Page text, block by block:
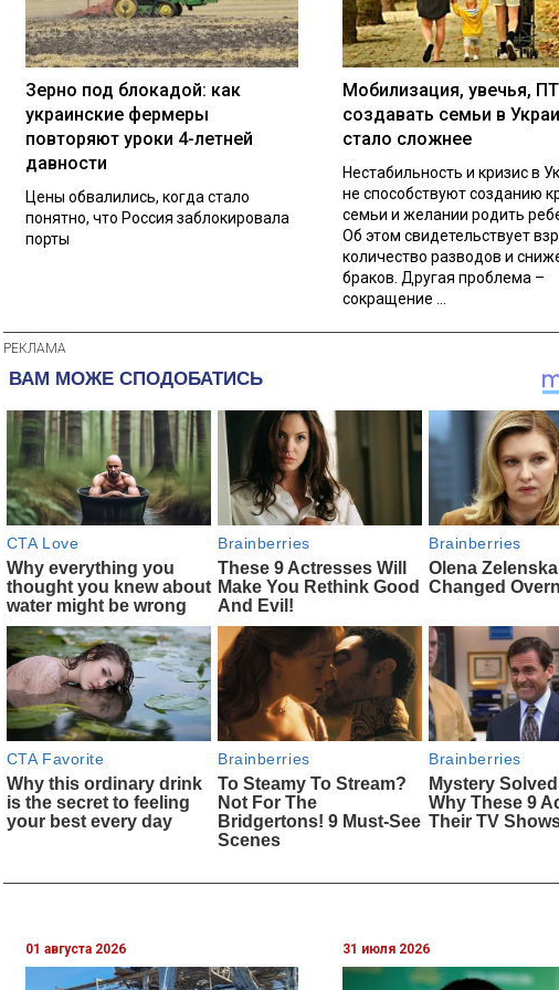
Зерно под блокадой: как
украинские фермеры
повторяют уроки 4-летней
давности
Цены обвалились, когда стало
понятно, что Россия заблокировала
порты
Мобилизация, увечья,
создавать семьи в
стало сложнее
Нестабильность и кризис в
не способствуют созданию
семьи и желании родить
Об этом свидетельствует
количество разводов и
браков. Другая проблема –
сокращение ...
01 августа 2026 31 июля 2026